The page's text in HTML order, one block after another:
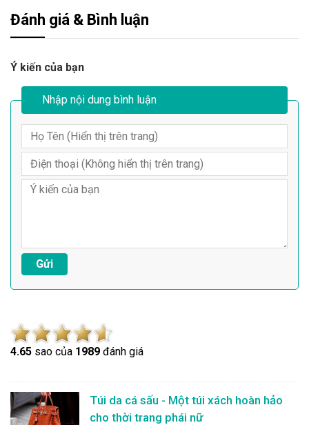
Đánh giá & Bình luận
Ý kiến của bạn
Nhập nội dung bình luận
4.65 sao của 1989 đánh giá
Túi da cá sấu - Một túi xách hoàn hảo
cho thời trang phái nữ